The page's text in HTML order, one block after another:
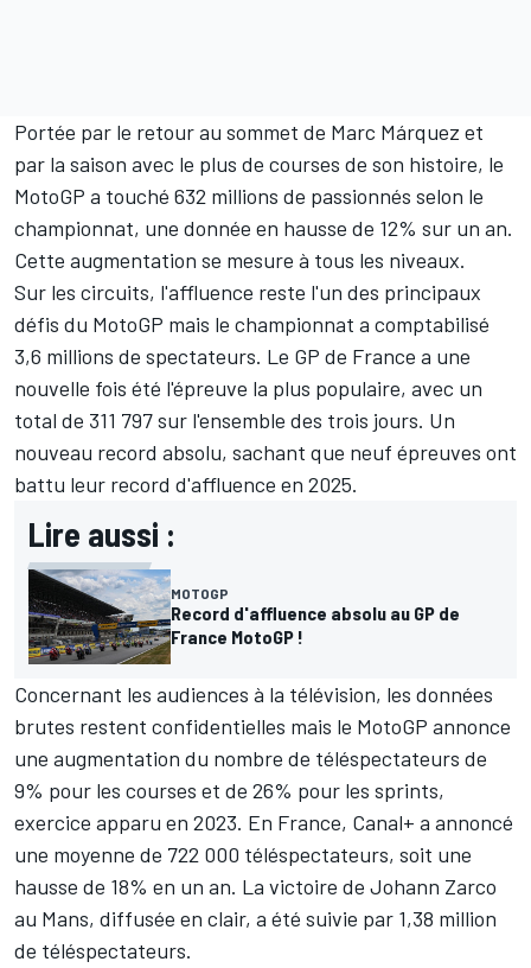
Portée par le retour au sommet de Marc Márquez et
par la saison avec le plus de courses de son histoire, le
MotoGP a touché 632 millions de passionnés selon le
championnat, une donnée en hausse de 12% sur un an.
Cette augmentation se mesure à tous les niveaux.
Sur les circuits, l'affluence reste l'un des principaux
défis du MotoGP mais le championnat a comptabilisé
3,6 millions de spectateurs. Le GP de France a une
nouvelle fois été l'épreuve la plus populaire, avec un
total de 311 797 sur l'ensemble des trois jours. Un
nouveau record absolu, sachant que neuf épreuves ont
battu leur record d'affluence en 2025.
Lire aussi :
MOTOGP
Record d'affluence absolu au GP de
France MotoGP !
Concernant les audiences à la télévision, les données
brutes restent confidentielles mais le MotoGP annonce
une augmentation du nombre de téléspectateurs de
9% pour les courses et de 26% pour les sprints,
exercice apparu en 2023. En France, Canal+ a annoncé
une moyenne de 722 000 téléspectateurs, soit une
hausse de 18% en un an. La victoire de Johann Zarco
au Mans, diffusée en clair, a été suivie par 1,38 million
de téléspectateurs.